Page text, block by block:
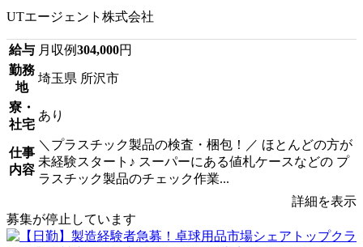
UTエージェント株式会社
給与 月収例304,000円
勤務
地
埼玉県 所沢市
寮・
社宅
あり
仕事
内容
＼プラスチック製品の検査・梱包！／ ほとんどの方が
未経験スタート♪ スーパーにある値札ケースなどの プ
ラスチック製品のチェック作業...
詳細を表示
募集が停止しています